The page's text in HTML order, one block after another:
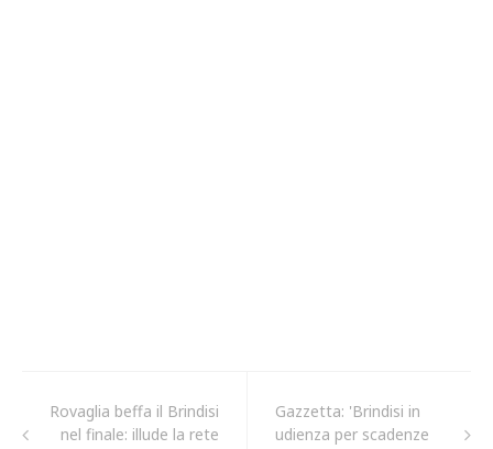
Rovaglia beffa il Brindisi
nel finale: illude la rete
Gazzetta: 'Brindisi in
udienza per scadenze